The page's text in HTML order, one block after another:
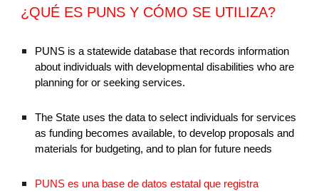
¿QUÉ ES PUNS Y CÓMO SE UTILIZA?
PUNS is a statewide database that records information
about individuals with developmental disabilities who are
planning for or seeking services.
The State uses the data to select individuals for services
as funding becomes available, to develop proposals and
materials for budgeting, and to plan for future needs
PUNS es una base de datos estatal que registra